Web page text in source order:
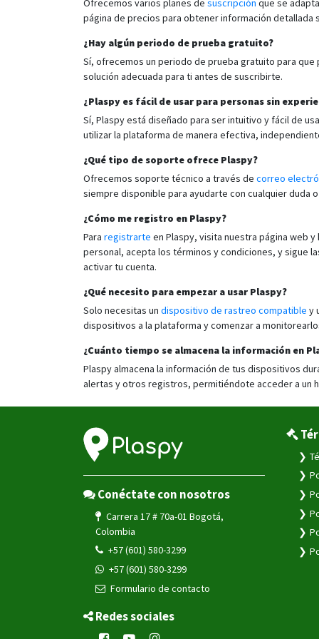
Ofrecemos varios planes de suscripción que se
página de precios para obtener información detallada
¿Hay algún periodo de prueba gratuito?
Sí, ofrecemos un periodo de prueba gratuito para
solución adecuada para ti antes de suscribirte.
¿Plaspy es fácil de usar para personas sin
Sí, Plaspy está diseñado para ser intuitivo y fácil de
utilizar la plataforma de manera efectiva,
¿Qué tipo de soporte ofrece Plaspy?
Ofrecemos soporte técnico a través de correo
siempre disponible para ayudarte con cualquier duda
¿Cómo me registro en Plaspy?
Para registrarte en Plaspy, visita nuestra página web y
personal, acepta los términos y condiciones, y sigue
activar tu cuenta.
¿Qué necesito para empezar a usar Plaspy?
Solo necesitas un dispositivo de rastreo compatible y
dispositivos a la plataforma y comenzar a
¿Cuánto tiempo se almacena la información en
Plaspy almacena la información de tus dispositivos
alertas y otros registros, permitiéndote acceder a un
Conéctate con nosotros
Carrera 17 # 70a-01 Bogotá,
Colombia
+57 (601) 580-3299
+57 (601) 580-3299
Formulario de contacto
Redes sociales